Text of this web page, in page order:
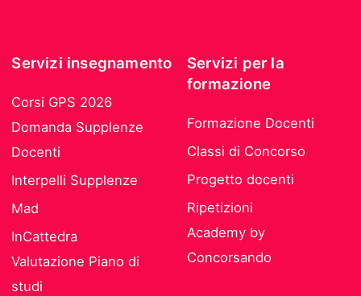
Servizi insegnamento
Corsi GPS 2026
Domanda Supplenze
Docenti
Interpelli Supplenze
Mad
InCattedra
Valutazione Piano di
studi
Servizi per la
formazione
Formazione Docenti
Classi di Concorso
Progetto docenti
Ripetizioni
Academy by
Concorsando